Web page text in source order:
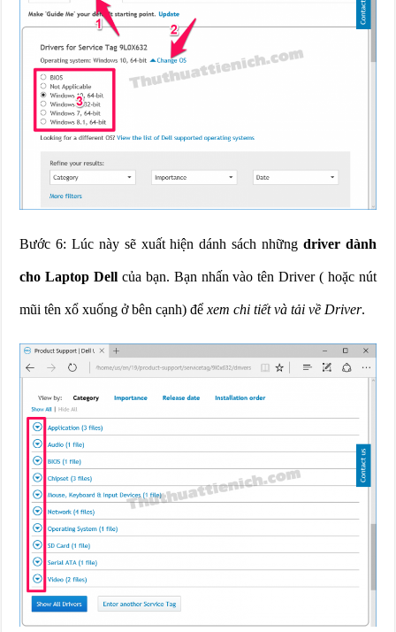
Bước 6: Lúc này sẽ xuất hiện dánh sách những driver dành
cho Laptop Dell của bạn. Bạn nhấn vào tên Driver ( hoặc nút
mũi tên xổ xuống ở bên cạnh) đểxem chi tiết và tải về Driver.